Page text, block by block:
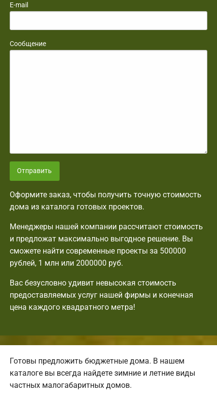
E-mail
Сообщение
Отправить
Оформите заказ, чтобы получить точную стоимость
дома из каталога готовых проектов.
Менеджеры нашей компании рассчитают стоимость
и предложат максимально выгодное решение. Вы
сможете найти современные проекты за 500000
рублей, 1 млн или 2000000 руб.
Вас безусловно удивит невысокая стоимость
предоставляемых услуг нашей фирмы и конечная
цена каждого квадратного метра!
Готовы предложить бюджетные дома. В нашем
каталоге вы всегда найдете зимние и летние виды
частных малогабаритных домов.